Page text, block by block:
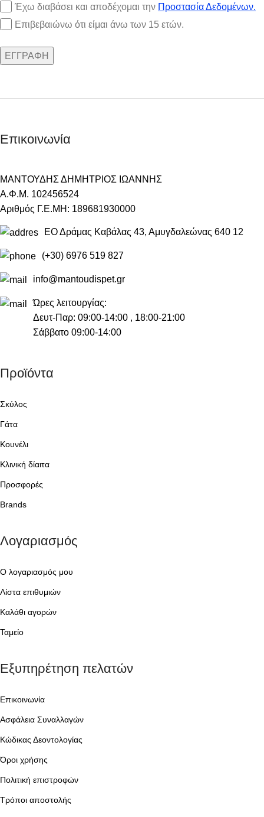
Έχω διαβάσει και αποδέχομαι την Προστασία Δεδομένων.
Επιβεβαιώνω ότι είμαι άνω των 15 ετών.
Επικοινωνία
ΜΑΝΤΟΥΔΗΣ ΔΗΜΗΤΡΙΟΣ ΙΩΑΝΝΗΣ
Α.Φ.Μ. 102456524
Αριθμός Γ.Ε.ΜΗ: 189681930000
ΕΟ Δράμας Καβάλας 43, Αμυγδαλεώνας 640 12
(+30) 6976 519 827
info@mantoudispet.gr
Ώρες λειτουργίας:
Δευτ-Παρ: 09:00-14:00 , 18:00-21:00
Σάββατο 09:00-14:00
Προϊόντα
Σκύλος
Γάτα
Κουνέλι
Κλινική δίαιτα
Προσφορές
Brands
Λογαριασμός
Ο λογαριασμός μου
Λίστα επιθυμιών
Καλάθι αγορών
Ταμείο
Εξυπηρέτηση πελατών
Επικοινωνία
Ασφάλεια Συναλλαγών
Κώδικας Δεοντολογίας
Όροι χρήσης
Πολιτική επιστροφών
Τρόποι αποστολής